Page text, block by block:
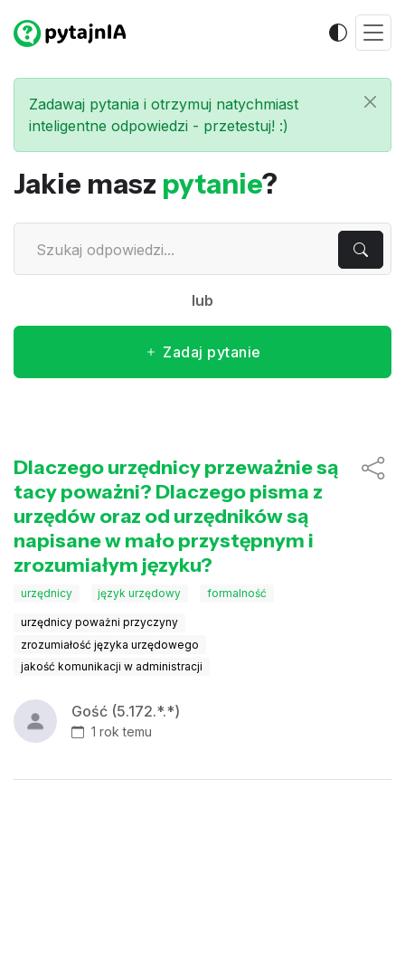
Zadawaj pytania i otrzymuj natychmiast
inteligentne odpowiedzi - przetestuj! :)
Jakie masz pytanie?
lub
Zadaj pytanie
Dlaczego urzędnicy przeważnie są
tacy poważni? Dlaczego pisma z
urzędów oraz od urzędników są
napisane w mało przystępnym i
zrozumiałym języku?
urzędnicy język urzędowy formalność
urzędnicy poważni przyczyny
zrozumiałość języka urzędowego
jakość komunikacji w administracji
Gość (5.172.*.*)
1 rok temu